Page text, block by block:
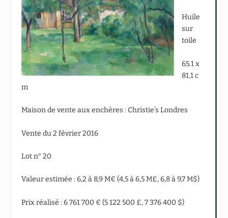
Huile
sur
toile
65.1 x
81,1 c
m
Maison de vente aux enchères : Christie’s Londres
Vente du 2 février 2016
Lot n° 20
Valeur estimée : 6,2 à 8,9 M€ (4,5 à 6,5 M£, 6,8 à 9,7 M$)
Prix réalisé : 6 761 700 € (5 122 500 £, 7 376 400 $)